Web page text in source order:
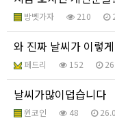
방벳가자 210
와 진짜 날씨가 이렇게 더
페드리 152
날씨가많이덥습니다
윈코인 48